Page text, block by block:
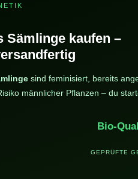
Sämlinge kaufen –
sind feminisiert, bereits
männlicher Pflanzen – du
Bio-
GEPRÜFTE